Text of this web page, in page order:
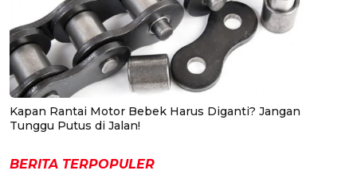
Kapan Rantai Motor Bebek Harus Diganti? Jangan
Tunggu Putus di Jalan!
BERITA TERPOPULER